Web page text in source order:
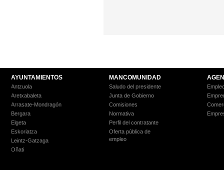
AYUNTAMIENTOS
Antzuola
Aretxabaleta
Arrasate-Mondragón
Bergara
Elgeta
Eskoriatza
Leintz-Gatzaga
Oñati
MANCOMUNIDAD
Saludo del presidente
Junta de Gobierno
Comisiones
Normativa
Perfil del contratante
Oferta pública de
empleo